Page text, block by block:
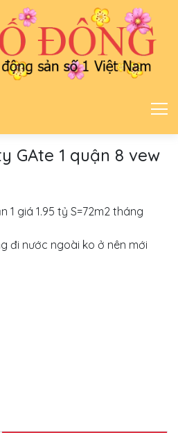
GAte 1 quận 8 vew
1 giá 1.95 tỷ S=72m2 tháng
đi nước ngoài ko ở nên mới